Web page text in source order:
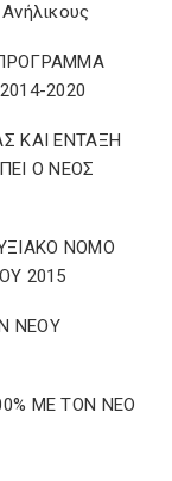
2020
ΚΑΙ ΕΝΤΑΞΗ
Ο ΝΕΟΣ
ΝΟΜΟ
2015
ΝΕΟΥ
ΜΕ ΤΟΝ ΝΕΟ